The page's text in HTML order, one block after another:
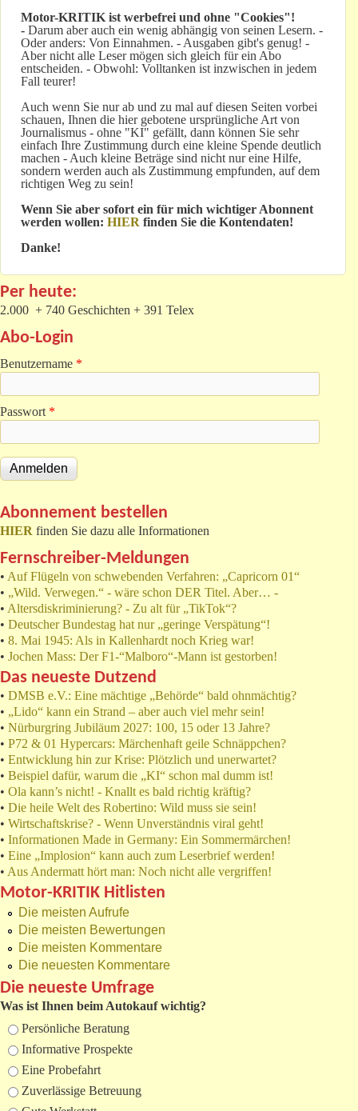
Motor-KRITIK ist werbefrei und ohne "Cookies"!
- Darum aber auch ein wenig abhängig von seinen Lesern. -
Oder anders: Von Einnahmen. - Ausgaben gibt's genug! -
Aber nicht alle Leser mögen sich gleich für ein Abo
entscheiden. - Obwohl: Volltanken ist inzwischen in jedem
Fall teurer!
Auch wenn Sie nur ab und zu mal auf diesen Seiten vorbei
schauen, Ihnen die hier gebotene ursprüngliche Art von
Journalismus - ohne "KI" gefällt, dann können Sie sehr
einfach Ihre Zustimmung durch eine kleine Spende deutlich
machen - Auch kleine Beträge sind nicht nur eine Hilfe,
sondern werden auch als Zustimmung empfunden, auf dem
richtigen Weg zu sein!
Wenn Sie aber sofort ein für mich wichtiger Abonnent
werden wollen: HIER finden Sie die Kontendaten!
Danke!
Per heute:
2.000 + 740 Geschichten + 391 Telex
Abo-Login
Benutzername *
Passwort *
Abonnement bestellen
HIER finden Sie dazu alle Informationen
Fernschreiber-Meldungen
• Auf Flügeln von schwebenden Verfahren: „Capricorn 01“
• „Wild. Verwegen.“ - wäre schon DER Titel. Aber… -
• Altersdiskriminierung? - Zu alt für „TikTok“?
• Deutscher Bundestag hat nur „geringe Verspätung“!
• 8. Mai 1945: Als in Kallenhardt noch Krieg war!
• Jochen Mass: Der F1-“Malboro“-Mann ist gestorben!
Das neueste Dutzend
• DMSB e.V.: Eine mächtige „Behörde“ bald ohnmächtig?
• „Lido“ kann ein Strand – aber auch viel mehr sein!
• Nürburgring Jubiläum 2027: 100, 15 oder 13 Jahre?
• P72 & 01 Hypercars: Märchenhaft geile Schnäppchen?
• Entwicklung hin zur Krise: Plötzlich und unerwartet?
• Beispiel dafür, warum die „KI“ schon mal dumm ist!
• Ola kann’s nicht! - Knallt es bald richtig kräftig?
• Die heile Welt des Robertino: Wild muss sie sein!
• Wirtschaftskrise? - Wenn Unverständnis viral geht!
• Informationen Made in Germany: Ein Sommermärchen!
• Eine „Implosion“ kann auch zum Leserbrief werden!
• Aus Andermatt hört man: Noch nicht alle vergriffen!
Motor-KRITIK Hitlisten
Die meisten Aufrufe
Die meisten Bewertungen
Die meisten Kommentare
Die neuesten Kommentare
Die neueste Umfrage
Was ist Ihnen beim Autokauf wichtig?
Auswahlmöglichkeiten
Persönliche Beratung
Informative Prospekte
Eine Probefahrt
Zuverlässige Betreuung